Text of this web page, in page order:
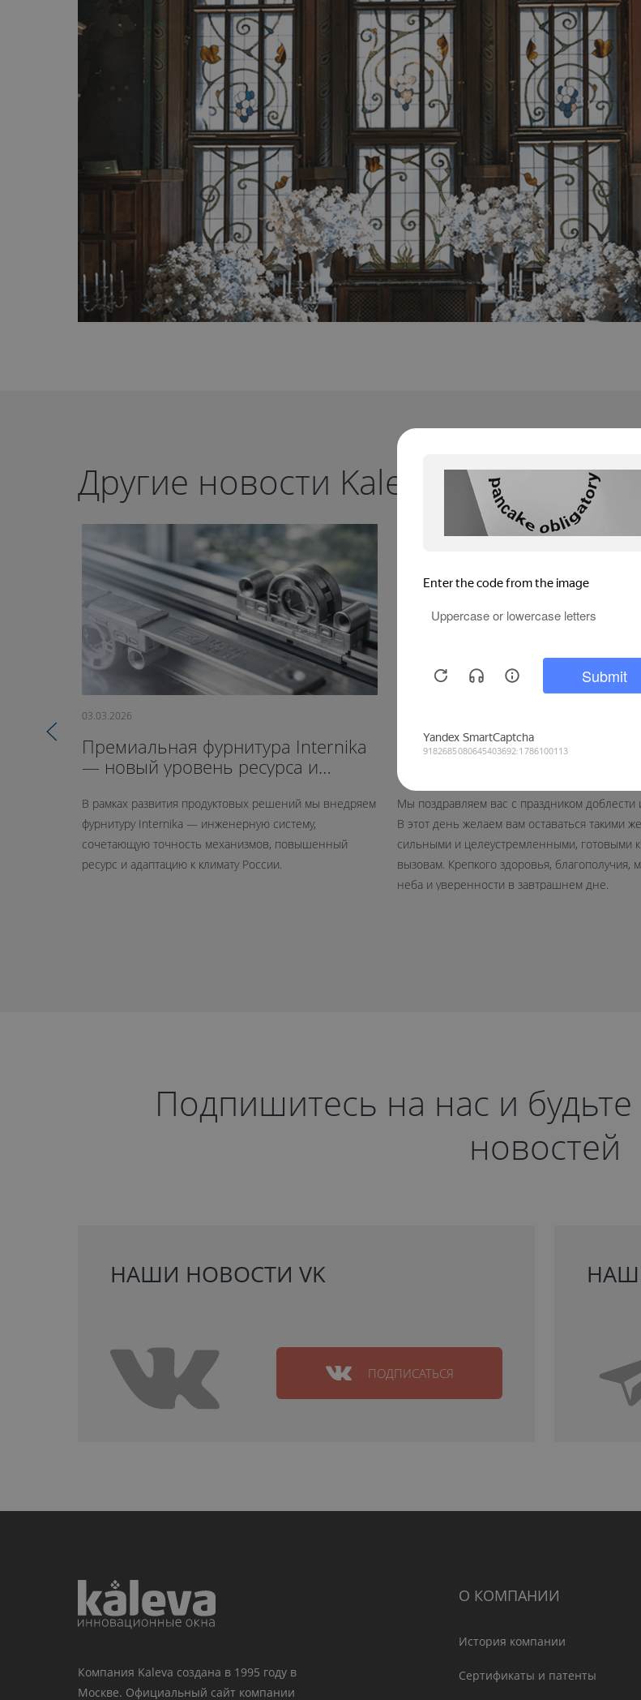
Другие новости Kaleva
03.03.2026
Премиальная фурнитура Internika
— новый уровень ресурса и
В рамках развития продуктовых решений мы внедряем
фурнитуру Internika — инженерную систему,
сочетающую точность механизмов, повышенный
ресурс и адаптацию к климату России.
С Днем защитника
наши дорогие мужчины!
Мы поздравляем вас с праздником доблести
В этот день желаем вам оставаться такими же
сильными и целеустремленными, готовыми
вызовам. Крепкого здоровья, благополучия,
неба и уверенности в завтрашнем дне.
Подпишитесь на нас и
новостей
НАШИ НОВОСТИ VK
ПОДПИСАТЬСЯ
Компания Kaleva создана в 1995 году в
Москве. Официальный сайт компании
О КОМПАНИИ
История компании
Сертификаты и патенты